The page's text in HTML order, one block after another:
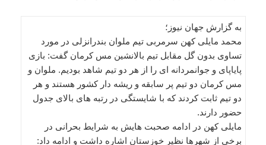
به گزارش جهان نیوز؛
محمد مایلی کهن سرمربی تیم ملوان بندرانزلی در مورد
تساوی بدون گل مقابل تیم بالانشین مس کرمان گفت: بازی
پایاپای و جوانمردانه ای را از هر دو تیم شاهد بودیم. ملوان و
مس کرمان دو تیم پر سابقه و ریشه دار کشور هستند و هر
دو تیم ثابت کردند که با شایستگی در رتبه های بالای جدول
حضور دارند.
مایلی کهن در ادامه صحبت هایش به شرایط بحرانی در
برخی از شهرها نظیر خوزستان اشاره داشت و ادامه داد: